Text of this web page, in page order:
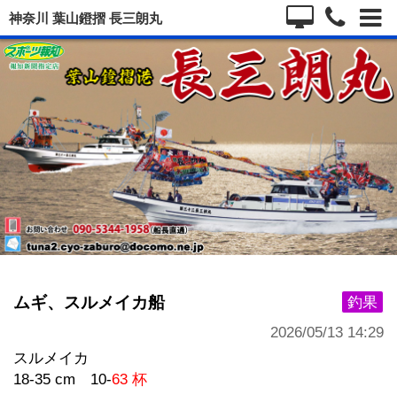
神奈川 葉山鐙摺 長三朗丸
釣果
ムギ、スルメイカ船
2026/05/13 14:29
スルメイカ
18-35 cm 10-63 杯